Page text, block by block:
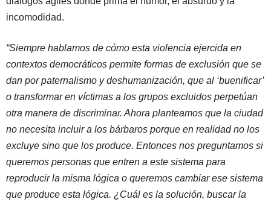
incomodidad.
“Siempre hablamos de cómo esta violencia ejercida en
contextos democráticos permite formas de exclusión que se
dan por paternalismo y deshumanización, que al ‘buenificar’
o transformar en víctimas a los grupos excluidos perpetúan
otra manera de discriminar. Ahora planteamos que la ciudad
no necesita incluir a los bárbaros porque en realidad no los
excluye sino que los produce. Entonces nos preguntamos si
queremos personas que entren a este sistema para
reproducir la misma lógica o queremos cambiar ese sistema
que produce esta lógica. ¿Cuál es la solución, buscar la